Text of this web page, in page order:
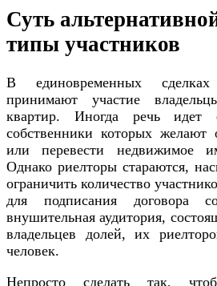
Суть
типы участников
В единовременных сделках
принимают участие
квартир. Иногда речь идет
собственники которых желают
или перевести недвижимое
Однако риелторы стараются,
ограничить количество
для подписания договора
внушительная аудитория,
владельцев долей, их
человек.
Непросто сделать так,